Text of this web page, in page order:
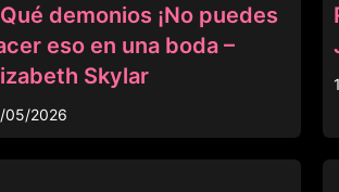
demonios ¡No puedes
eso en una boda –
Skylar
05/2026